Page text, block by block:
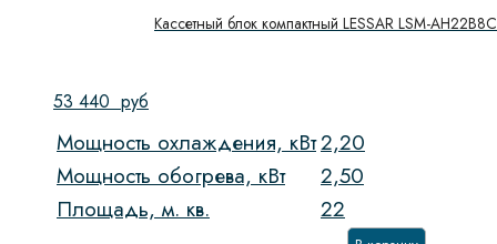
Кассетный блок компактный LESSAR LSM-
53 440 руб
Мощность охлаждения, кВт2,20
Мощность обогрева, кВт
2,50
Площадь, м. кв.
22